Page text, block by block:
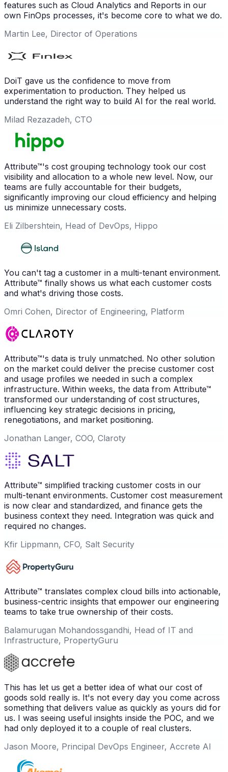
features such as Cloud Analytics and Reports in our
own FinOps processes, it's become core to what we do.
Martin Lee, Director of Operations
DoiT gave us the confidence to move from
experimentation to production. They helped us
understand the right way to build AI for the real world.
Milad Rezazadeh, CTO
Attribute™'s cost grouping technology took our cost
visibility and allocation to a whole new level. Now, our
teams are fully accountable for their budgets,
significantly improving our cloud efficiency and helping
us minimize unnecessary costs.
Eli Zilbershtein, Head of DevOps, Hippo
You can't tag a customer in a multi-tenant environment.
Attribute™ finally shows us what each customer costs
and what's driving those costs.
Omri Cohen, Director of Engineering, Platform
Attribute™'s data is truly unmatched. No other solution
on the market could deliver the precise customer cost
and usage profiles we needed in such a complex
infrastructure. Within weeks, the data from Attribute™
transformed our understanding of cost structures,
influencing key strategic decisions in pricing,
renegotiations, and market positioning.
Jonathan Langer, COO, Claroty
Attribute™ simplified tracking customer costs in our
multi-tenant environments. Customer cost measurement
is now clear and standardized, and finance gets the
business context they need. Integration was quick and
required no changes.
Kfir Lippmann, CFO, Salt Security
Attribute™ translates complex cloud bills into actionable,
business-centric insights that empower our engineering
teams to take true ownership of their costs.
Balamurugan Mohandossgandhi, Head of IT and
Infrastructure, PropertyGuru
This has let us get a better idea of what our cost of
goods sold really is. It's not every day you come across
something that delivers value as quickly as yours did for
us. I was seeing useful insights inside the POC, and we
had only deployed it to a couple of real clusters.
Jason Moore, Principal DevOps Engineer, Accrete AI